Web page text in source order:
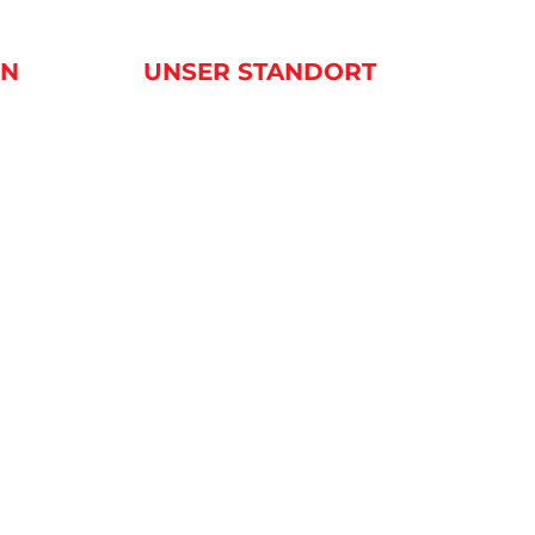
UNSER STANDORT